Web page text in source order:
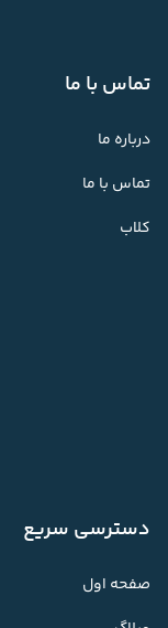
تماس با ما
درباره ما
تماس با ما
کلاب
دسترسی سریع
صفحه اول